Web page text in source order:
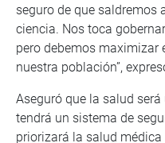
seguro de que saldremos
ciencia. Nos toca
pero debemos maximizar
nuestra población”,
Aseguró que la salud
tendrá un sistema de
priorizará la salud